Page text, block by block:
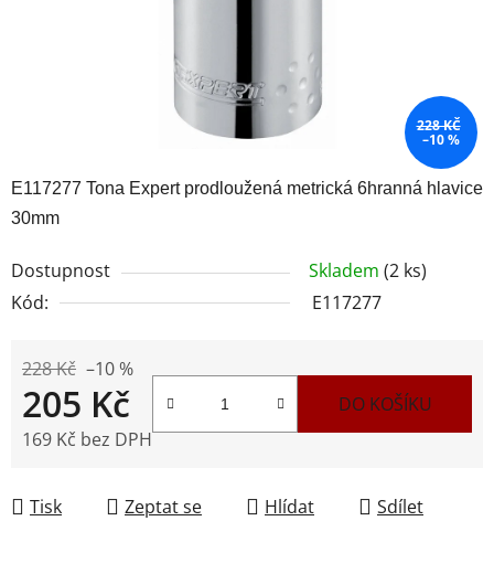
E117277 Tona Expert prodloužená metrická 6hranná hlavice
30mm
Dostupnost Skladem (2 ks)
Kód:
E117277
228 Kč –10 %
205 Kč
169 Kč bez DPH
DO KOŠÍKU
Tisk Zeptat se Hlídat Sdílet
228 KČ
–10 %